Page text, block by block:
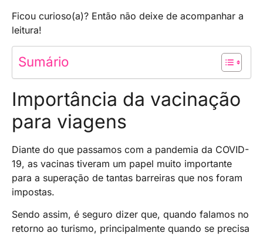
Ficou curioso(a)? Então não deixe de acompanhar a
leitura!
Sumário
Importância da vacinação
para viagens
Diante do que passamos com a pandemia da COVID-
19, as vacinas tiveram um papel muito importante
para a superação de tantas barreiras que nos foram
impostas.
Sendo assim, é seguro dizer que, quando falamos no
retorno ao turismo, principalmente quando se precisa